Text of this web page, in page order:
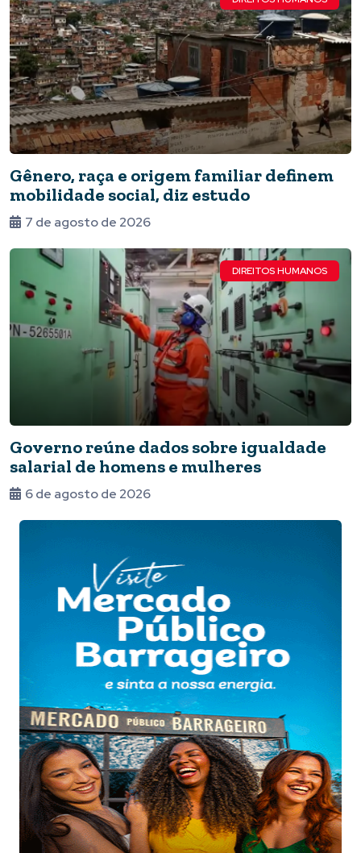
Gênero, raça e origem familiar definem
mobilidade social, diz estudo
7 de agosto de 2026
DIREITOS HUMANOS
Governo reúne dados sobre igualdade
salarial de homens e mulheres
6 de agosto de 2026